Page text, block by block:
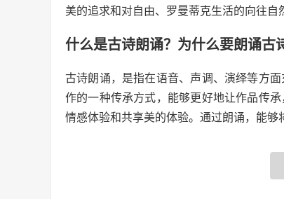
美的追求和对自由、罗曼蒂克生活的向往自
什么是古诗朗诵？为什么要朗诵古
古诗朗诵，是指在语音、声调、演绎等方
作的一种传承方式，能够更好地让作品传
情感体验和共享美的体验。通过朗诵，能够